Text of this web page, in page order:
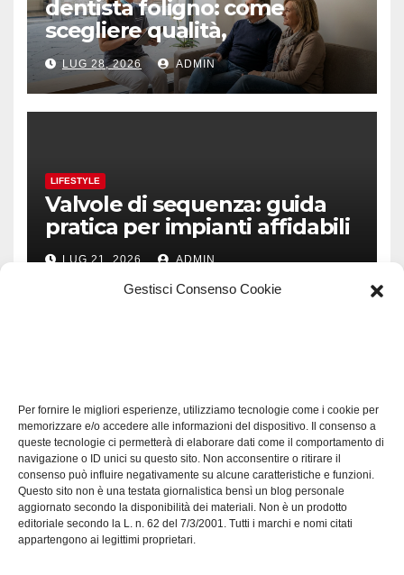
Gestisci Consenso Cookie
Per fornire le migliori esperienze, utilizziamo tecnologie come i cookie per
memorizzare e/o accedere alle informazioni del dispositivo. Il consenso a
queste tecnologie ci permetterà di elaborare dati come il comportamento di
navigazione o ID unici su questo sito. Non acconsentire o ritirare il
consenso può influire negativamente su alcune caratteristiche e funzioni.
Questo sito non è una testata giornalistica bensì un blog personale
aggiornato secondo la disponibilità dei materiali. Non è un prodotto
editoriale secondo la L. n. 62 del 7/3/2001. Tutti i marchi e nomi citati
appartengono ai legittimi proprietari.
dentista foligno: come
scegliere qualità,
prevenzione e fiducia
LUG 28, 2026 ADMIN
LIFESTYLE
Valvole di sequenza: guida
pratica per impianti affidabili
LUG 21, 2026 ADMIN
Software manutenzioni:
guida pratica alla scelta
efficace
LUG 17, 2026 ADMIN